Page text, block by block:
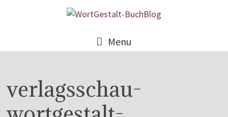
Menu
verlagsschau-